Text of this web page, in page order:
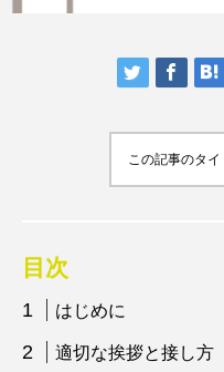
この記事のタ
目次
はじめに
適切な挨拶と接し方